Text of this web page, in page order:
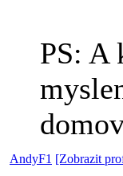
PS: A
AndyF1 [Zobrazit